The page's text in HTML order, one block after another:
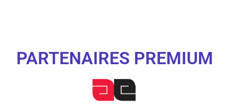
PARTENAIRES PREMIUM